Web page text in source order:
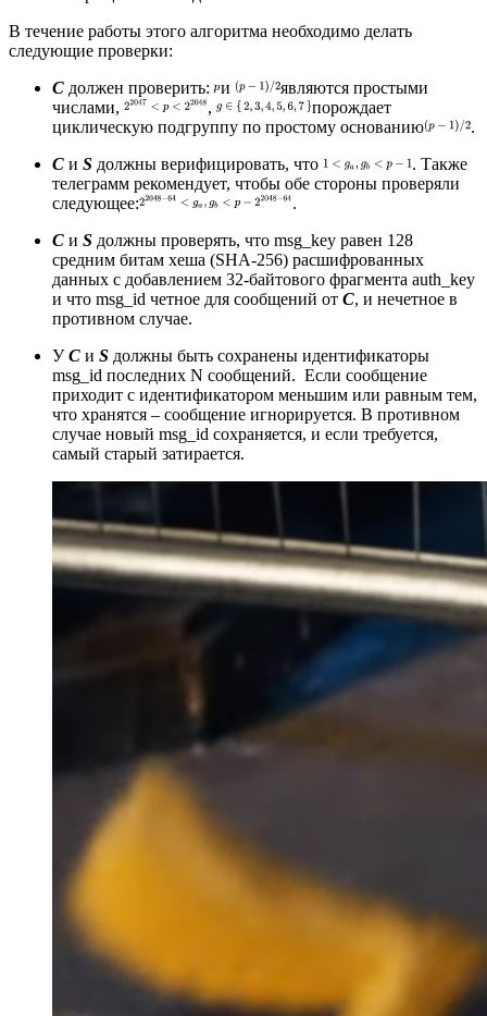
В течение работы этого алгоритма необходимо делать
следующие проверки:
C должен проверить: и
являются простыми
числами,
,
порождает
циклическую подгруппу по простому основанию
.
C и S должны верифицировать, что
. Также
телеграмм рекомендует, чтобы обе стороны проверяли
следующее:
.
C и S должны проверять, что msg_key равен 128
средним битам хеша (SHA-256) расшифрованных
данных с добавлением 32-байтового фрагмента auth_key
и что msg_id четное для сообщений от C, и нечетное в
противном случае.
УC и S должны быть сохранены идентификаторы
msg_id последних N сообщений. Если сообщение
приходит с идентификатором меньшим или равным тем,
что хранятся – сообщение игнорируется. В противном
случае новый msg_id сохраняется, и если требуется,
самый старый затирается.